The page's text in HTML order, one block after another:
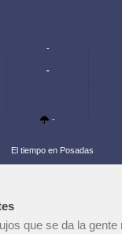
-
-
-
El tiempo en Posadas
que se da la gente